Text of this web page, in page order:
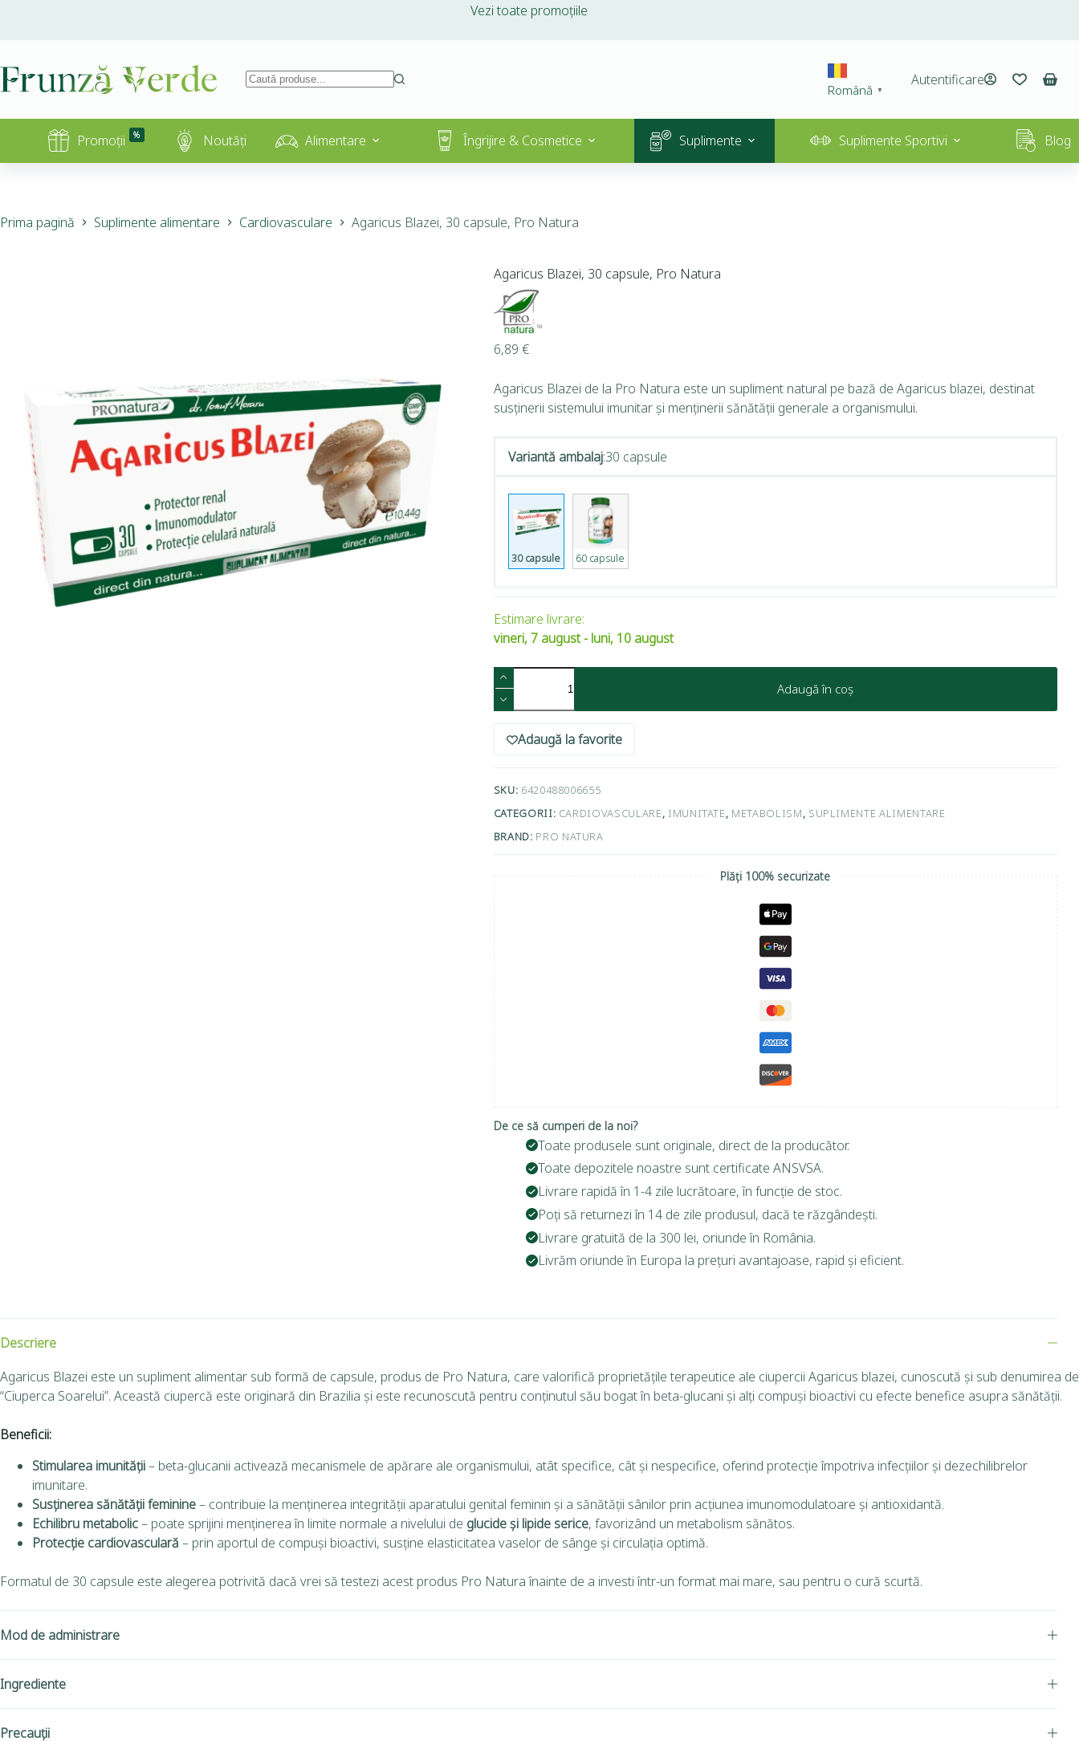
Vezi toate promoțiile
Română ▼
Autentificare
Promoții % Noutăți Alimentare Îngrijire & Cosmetice Suplimente Suplimente Sportivi Blog
Prima pagină Suplimente alimentare Cardiovasculare Agaricus Blazei, 30 capsule, Pro Natura
Agaricus Blazei, 30 capsule, Pro Natura
6,89 €
Agaricus Blazei de la Pro Natura este un supliment natural pe bază de Agaricus blazei, destinat
susținerii sistemului imunitar și menținerii sănătății generale a organismului.
Variantă ambalaj:30 capsule
30 capsule 60 capsule
Estimare livrare:
vineri, 7 august - luni, 10 august
Adaugă în coș
Adaugă la favorite
SKU: 6420488006655
CATEGORII: CARDIOVASCULARE, IMUNITATE, METABOLISM, SUPLIMENTE ALIMENTARE
BRAND: PRO NATURA
Plăți 100% securizate
De ce să cumperi de la noi?
Toate produsele sunt originale, direct de la producător.
Toate depozitele noastre sunt certificate ANSVSA.
Livrare rapidă în 1-4 zile lucrătoare, în funcție de stoc.
Poți să returnezi în 14 de zile produsul, dacă te răzgândești.
Livrare gratuită de la 300 lei, oriunde în România.
Livrăm oriunde în Europa la prețuri avantajoase, rapid și eficient.
Descriere
Agaricus Blazei este un supliment alimentar sub formă de capsule, produs de Pro Natura, care valorifică proprietățile terapeutice ale ciupercii Agaricus blazei, cunoscută și sub denumirea de
“Ciuperca Soarelui”. Această ciupercă este originară din Brazilia și este recunoscută pentru conținutul său bogat în beta-glucani și alți compuși bioactivi cu efecte benefice asupra sănătății.
Beneficii:
Stimularea imunității– beta-glucanii activează mecanismele de apărare ale organismului, atât specifice, cât și nespecifice, oferind protecție împotriva infecțiilor și dezechilibrelor
imunitare.
Susținerea sănătății feminine– contribuie la menținerea integrității aparatului genital feminin și a sănătății sânilor prin acțiunea imunomodulatoare și antioxidantă.
Echilibru metabolic– poate sprijini menținerea în limite normale a nivelului de glucide și lipide serice, favorizând un metabolism sănătos.
Protecție cardiovasculară – prin aportul de compuși bioactivi, susține elasticitatea vaselor de sânge și circulația optimă.
Formatul de 30 capsule este alegerea potrivită dacă vrei să testezi acest produs Pro Natura înainte de a investi într-un format mai mare, sau pentru o cură scurtă.
Mod de administrare
Ingrediente
Precauții